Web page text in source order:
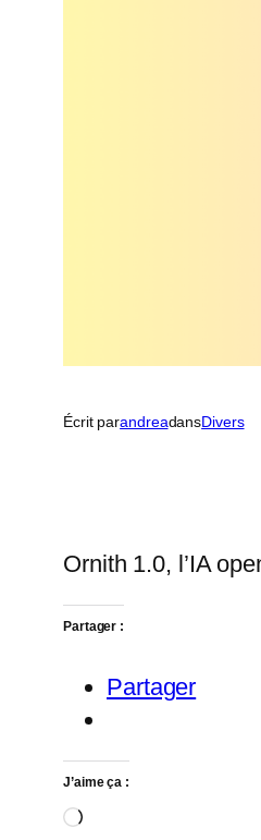
Écrit parandreadansDivers
Ornith 1.0, l’IA
Partager :
Partager
J’aime ça :
Chargement…